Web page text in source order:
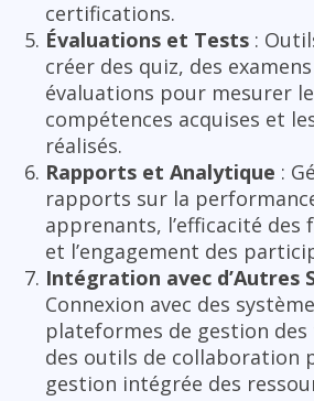
certifications.
Évaluations et Tests :
créer des quiz, des
évaluations pour mesurer
compétences acquises et
réalisés.
Rapports et Analytique :
rapports sur la
apprenants, l’efficacité des
et l’engagement des
Intégration avec d’Autres
Connexion avec des
plateformes de gestion
des outils de collaboration
gestion intégrée des